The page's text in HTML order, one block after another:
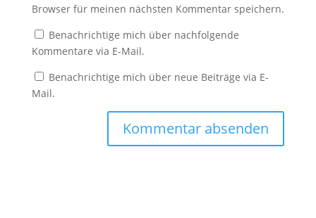
Browser für meinen nächsten Kommentar speichern.
Benachrichtige mich über nachfolgende
Kommentare via E-Mail.
Benachrichtige mich über neue Beiträge via E-
Mail.